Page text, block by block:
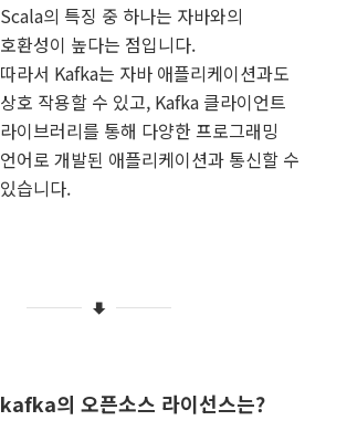
Scala의 특징 중 하나는 자바와의
호환성이 높다는 점입니다.
따라서 Kafka는 자바 애플리케이션과도
상호 작용할 수 있고, Kafka 클라이언트
라이브러리를 통해 다양한 프로그래밍
언어로 개발된 애플리케이션과 통신할 수
있습니다.
kafka의 오픈소스 라이선스는?